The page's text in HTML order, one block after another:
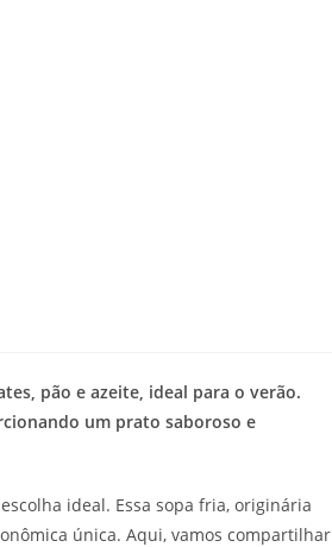
pão e azeite, ideal para o verão.
um prato saboroso e
ideal. Essa sopa fria, originária
única. Aqui, vamos compartilhar